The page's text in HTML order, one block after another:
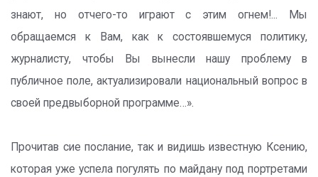
знают, но отчего-то играют с этим огнем!... Мы
обращаемся к Вам, как к состоявшемуся политику,
журналисту, чтобы Вы вынесли нашу проблему в
публичное поле, актуализировали национальный вопрос в
своей предвыборной программе…».
Прочитав сие послание, так и видишь известную Ксению,
которая уже успела погулять по майдану под портретами